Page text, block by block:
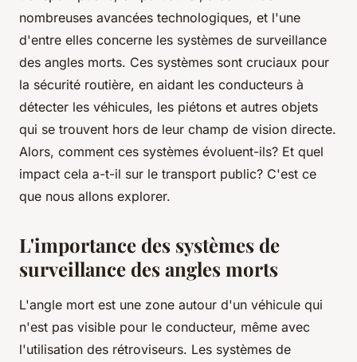
nombreuses avancées technologiques, et l'une
d'entre elles concerne les systèmes de surveillance
des angles morts. Ces systèmes sont cruciaux pour
la sécurité routière, en aidant les conducteurs à
détecter les véhicules, les piétons et autres objets
qui se trouvent hors de leur champ de vision directe.
Alors, comment ces systèmes évoluent-ils? Et quel
impact cela a-t-il sur le transport public? C'est ce
que nous allons explorer.
L'importance des systèmes de
surveillance des angles morts
L'angle mort est une zone autour d'un véhicule qui
n'est pas visible pour le conducteur, même avec
l'utilisation des rétroviseurs. Les systèmes de